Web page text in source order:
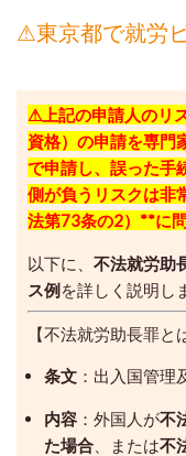
⚠東京都で就労
⚠上記の申請人のリ
資格）の申請を専門
で申請し、誤った手
側が負うリスクは非
法第73条の2）**に
以下に、 不法就労助
ス例を詳しく説明し
【不法就労助長罪と
条文 ：出入国管理
内容 ：外国人が不
た場合 、または不